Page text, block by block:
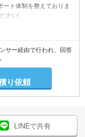
ト体制を整えておりま
さい!
サー経由で行われ、回答
り依頼
LINEで共有